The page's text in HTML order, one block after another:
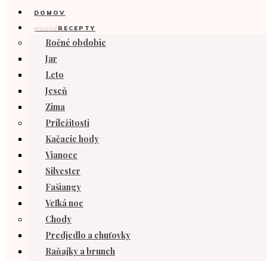
DOMOV
prezrieťRECEPTY
Ročné obdobie
Jar
Leto
Jeseň
Zima
Príležitosti
Kačacie hody
Vianoce
Silvester
Fašiangy
Veľká noc
Chody
Predjedlo a chuťovky
Raňajky a brunch